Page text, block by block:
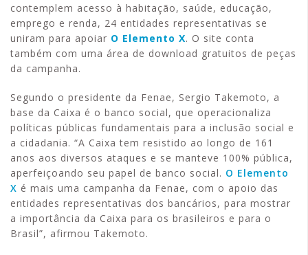
contemplem acesso à habitação, saúde, educação,
emprego e renda, 24 entidades representativas se
uniram para apoiar O Elemento X. O site conta
também com uma área de download gratuitos de peças
da campanha.
Segundo o presidente da Fenae, Sergio Takemoto, a
base da Caixa é o banco social, que operacionaliza
políticas públicas fundamentais para a inclusão social e
a cidadania. “A Caixa tem resistido ao longo de 161
anos aos diversos ataques e se manteve 100% pública,
aperfeiçoando seu papel de banco social. O Elemento
X é mais uma campanha da Fenae, com o apoio das
entidades representativas dos bancários, para mostrar
a importância da Caixa para os brasileiros e para o
Brasil”, afirmou Takemoto.